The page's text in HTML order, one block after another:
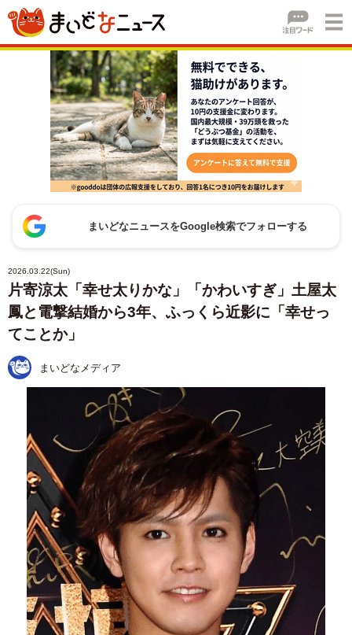
まいどなニュースをGoogle検索でフォローする
2026.03.22(Sun)
片寄涼太「幸せ太りかな」「かわいすぎ」土屋太
鳳と電撃結婚から3年、ふっくら近影に「幸せっ
てことか」
まいどなメディア